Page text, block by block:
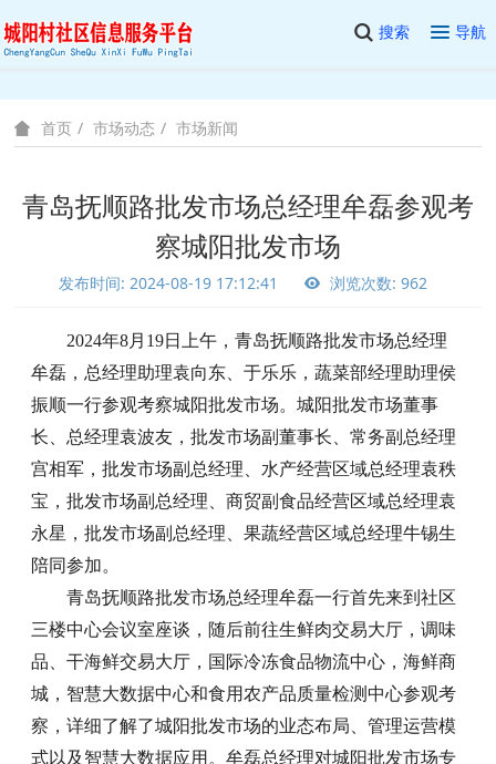
搜索 导航
首页 市场动态 市场新闻
青岛抚顺路批发市场总经理牟磊参观考
察城阳批发市场
发布时间: 2024-08-19 17:12:41 浏览次数: 962
2024年8月19日上午，青岛抚顺路批发市场总经理
牟磊，总经理助理袁向东、于乐乐，蔬菜部经理助理侯
振顺一行参观考察城阳批发市场。城阳批发市场董事
长、总经理袁波友，批发市场副董事长、常务副总经理
宫相军，批发市场副总经理、水产经营区域总经理袁秩
宝，批发市场副总经理、商贸副食品经营区域总经理袁
永星，批发市场副总经理、果蔬经营区域总经理牛锡生
陪同参加。
青岛抚顺路批发市场总经理牟磊一行首先来到社区
三楼中心会议室座谈，随后前往生鲜肉交易大厅，调味
品、干海鲜交易大厅，国际冷冻食品物流中心，海鲜商
城，智慧大数据中心和食用农产品质量检测中心参观考
察，详细了解了城阳批发市场的业态布局、管理运营模
式以及智慧大数据应用。牟磊总经理对城阳批发市场专